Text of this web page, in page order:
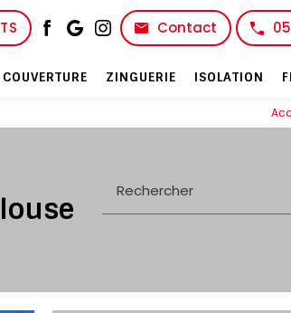
Contact
COUVERTURE ZINGUERIE ISOLATION
Rechercher